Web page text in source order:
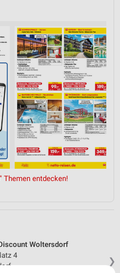
Themen entdecken!
❯
Woltersdorf
4